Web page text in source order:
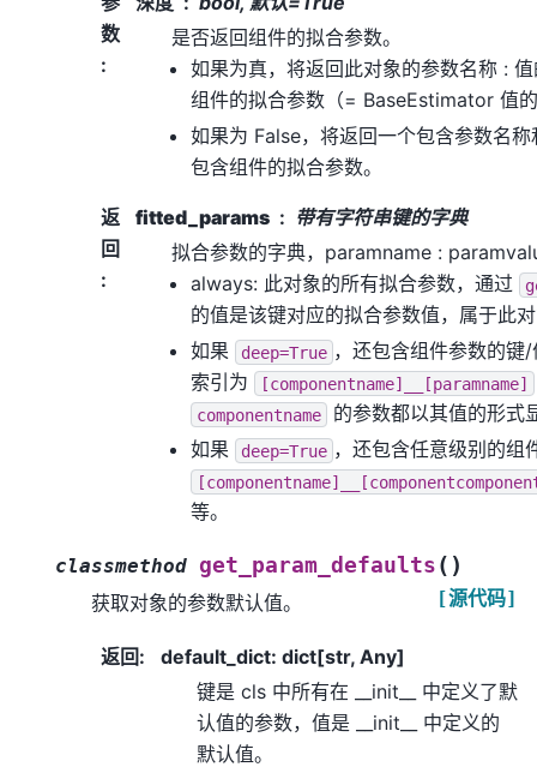
数
:
是否返回组件的拟合参数。
如果为真，将返回此对象的参数名称 :
组件的拟合参数（= BaseEstimator 值
如果为 False，将返回一个包含参数名
包含组件的拟合参数。
返
回
:
fitted_params
带有字符串键的字典
拟合参数的字典，paramname :
always: 此对象的所有拟合参数，通过
的值是该键对应的拟合参数值，属于此
如果
deep=True ，还包含组件参数的键
索引为
[componentname]__[paramname]
componentname
的参数都以其值的形式
如果
deep=True ，还包含任意级别的组
等。
classmethod get_param_defaults ( )
[源代码]
获取对象的参数默认值。
返回:
default_dict: dict[str, Any]
键是 cls 中所有在 __init__ 中定义了默
认值的参数，值是 __init__ 中定义的
默认值。